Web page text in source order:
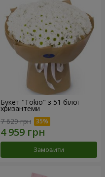
Букет "Tokio" з 51 білої
хризантеми
7 629 грн
Замовити